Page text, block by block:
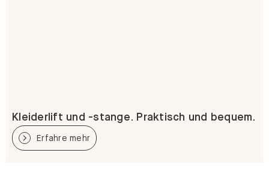
Kleiderlift und -stange. Praktisch und bequem.
Erfahre mehr